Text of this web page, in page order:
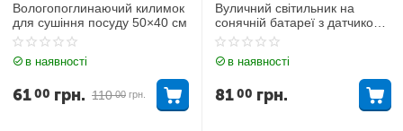
Вологопоглинаючий килимок
для сушіння посуду 50×40 см
в наявності
110 00 грн.
6100 грн.
Вуличний світильник на
сонячній батареї з датчиком
руху KT 666
в наявності
8100 грн.